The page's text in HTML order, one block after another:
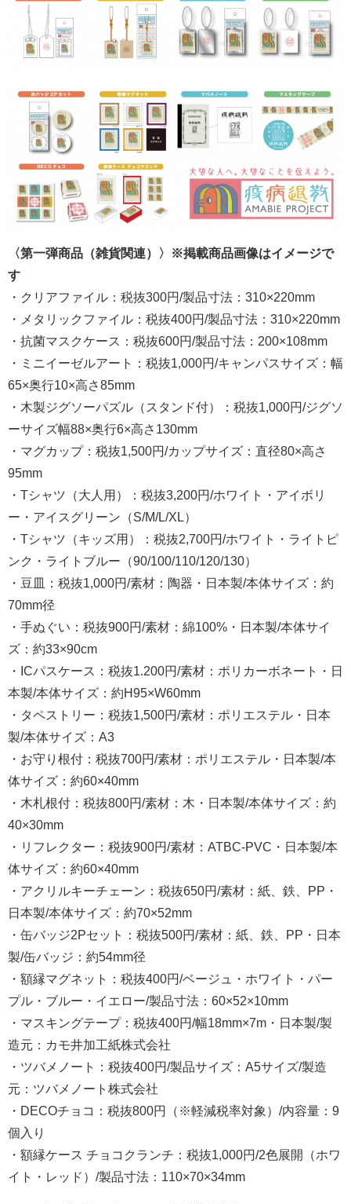
〈第一弾商品（雑貨関連）〉※掲載商品画像はイメージで
す
・クリアファイル：税抜300円/製品寸法：310×220mm
・メタリックファイル：税抜400円/製品寸法：310×220mm
・抗菌マスクケース：税抜600円/製品寸法：200×108mm
・ミニイーゼルアート：税抜1,000円/キャンパスサイズ：幅
65×奥行10×高さ85mm
・木製ジグソーパズル（スタンド付）：税抜1,000円/ジグソ
ーサイズ幅88×奥行6×高さ130mm
・マグカップ：税抜1,500円/カップサイズ：直径80×高さ
95mm
・Tシャツ（大人用）：税抜3,200円/ホワイト・アイボリ
ー・アイスグリーン（S/M/L/XL）
・Tシャツ（キッズ用）：税抜2,700円/ホワイト・ライトピ
ンク・ライトブルー（90/100/110/120/130）
・豆皿：税抜1,000円/素材：陶器・日本製/本体サイズ：約
70mm径
・手ぬぐい：税抜900円/素材：綿100%・日本製/本体サイ
ズ：約33×90cm
・ICパスケース：税抜1.200円/素材：ポリカーボネート・日
本製/本体サイズ：約H95×W60mm
・タペストリー：税抜1,500円/素材：ポリエステル・日本
製/本体サイズ：A3
・お守り根付：税抜700円/素材：ポリエステル・日本製/本
体サイズ：約60×40mm
・木札根付：税抜800円/素材：木・日本製/本体サイズ：約
40×30mm
・リフレクター：税抜900円/素材：ATBC-PVC・日本製/本
体サイズ：約60×40mm
・アクリルキーチェーン：税抜650円/素材：紙、鉄、PP・
日本製/本体サイズ：約70×52mm
・缶バッジ2Pセット：税抜500円/素材：紙、鉄、PP・日本
製/缶バッジ：約54mm径
・額縁マグネット：税抜400円/ベージュ・ホワイト・パー
プル・ブルー・イエロー/製品寸法：60×52×10mm
・マスキングテープ：税抜400円/幅18mm×7m・日本製/製
造元：カモ井加工紙株式会社
・ツバメノート：税抜400円/製品サイズ：A5サイズ/製造
元：ツバメノート株式会社
・DECOチョコ：税抜800円（※軽減税率対象）/内容量：9
個入り
・額縁ケース チョコクランチ：税抜1,000円/2色展開（ホワ
イト・レッド）/製品寸法：110×70×34mm